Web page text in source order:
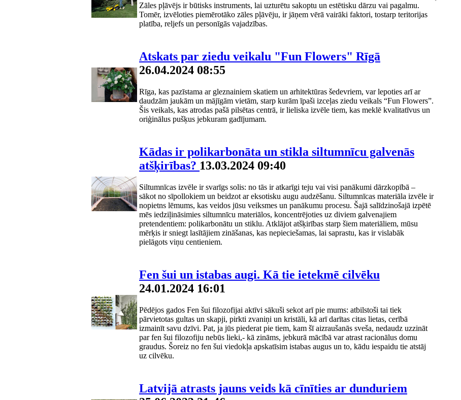
Zāles pļāvējs ir būtisks instruments, lai uzturētu sakoptu un estētisku dārzu vai pagalmu.
Tomēr, izvēloties piemērotāko zāles pļāvēju, ir jāņem vērā vairāki faktori, tostarp teritorijas
platība, reljefs un personīgās vajadzības.
Atskats par ziedu veikalu "Fun Flowers" Rīgā
26.04.2024 08:55
Rīga, kas pazīstama ar gleznainiem skatiem un arhitektūras šedevriem, var lepoties arī ar
daudzām jaukām un mājīgām vietām, starp kurām īpaši izceļas ziedu veikals “Fun Flowers”.
Šis veikals, kas atrodas pašā pilsētas centrā, ir lieliska izvēle tiem, kas meklē kvalitatīvus un
oriģinālus pušķus jebkuram gadījumam.
Kādas ir polikarbonāta un stikla siltumnīcu galvenās
atšķirības? 13.03.2024 09:40
Siltumnīcas izvēle ir svarīgs solis: no tās ir atkarīgi teju vai visi panākumi dārzkopībā –
sākot no sīpollokiem un beidzot ar eksotisku augu audzēšanu. Siltumnīcas materiāla izvēle ir
nopietns lēmums, kas veidos jūsu veiksmes un panākumu procesu. Šajā salīdzinošajā izpētē
mēs iedziļināsimies siltumnīcu materiālos, koncentrējoties uz diviem galvenajiem
pretendentiem: polikarbonātu un stiklu. Atklājot atšķirības starp šiem materiāliem, mūsu
mērķis ir sniegt lasītājiem zināšanas, kas nepieciešamas, lai saprastu, kas ir vislabāk
pielāgots viņu centieniem.
Fen šui un istabas augi. Kā tie ietekmē cilvēku
24.01.2024 16:01
Pēdējos gados Fen šui filozofijai aktīvi sākuši sekot arī pie mums: atbilstoši tai tiek
pārvietotas gultas un skapji, pirkti zvaniņi un kristāli, kā arī darītas citas lietas, cerībā
izmainīt savu dzīvi. Pat, ja jūs piederat pie tiem, kam šī aizraušanās sveša, nedaudz uzzināt
par fen šui filozofiju nebūs lieki,- kā zināms, jebkurā mācībā var atrast racionālus domu
graudus. Šoreiz no fen šui viedokļa apskatīsim istabas augus un to, kādu iespaidu tie atstāj
uz cilvēku.
Latvijā atrasts jauns veids kā cīnīties ar dunduriem